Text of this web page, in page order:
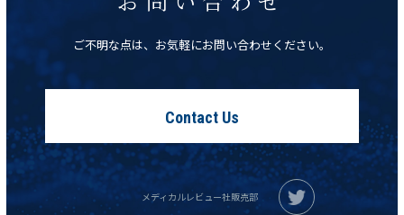
ご不明な点は、お気軽にお問い合わせください。
Contact Us
メディカルレビュー社販売部